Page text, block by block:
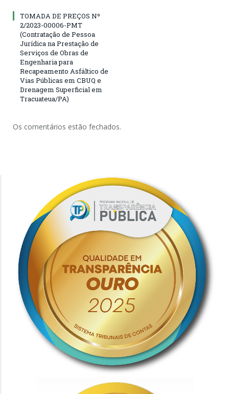
TOMADA DE PREÇOS Nº
2/2023-00006-PMT
(Contratação de Pessoa
Jurídica na Prestação de
Serviços de Obras de
Engenharia para
Recapeamento Asfáltico de
Vias Públicas em CBUQ e
Drenagem Superficial em
Tracuateua/PA)
Os comentários estão fechados.